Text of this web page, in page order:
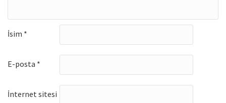
İsim *
E-posta *
İnternet sitesi